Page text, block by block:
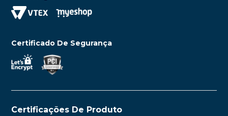
Certificado De Segurança
Certificações De Produto